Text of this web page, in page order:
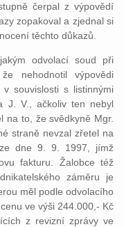
čerpal z výpovědí
zopakoval a zjednal si
těchto důkazů.
odvolací soud při
nehodnotil výpovědi
souvislosti s listinnými
J. V., ačkoliv ten nebyl
na to, že svědkyně Mgr.
straně nevzal zřetel na
dne 9. 9. 1997, jímž
fakturu. Žalobce též
záměru je
měl podle odvolacího
ve výši 244.000,- Kč
z revizní zprávy ve